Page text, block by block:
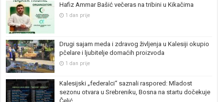
Hafiz Ammar Bašić večeras na tribini u Kikačima
1 dan prije
Drugi sajam meda i zdravog življenja u Kalesiji okupio
pčelare i ljubitelje domaćih proizvoda
1 dan prije
Kalesijski „federalci“ saznali raspored: Mladost
sezonu otvara u Srebreniku, Bosna na startu dočekuje